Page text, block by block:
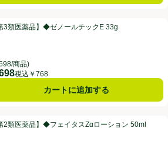
チックE 33g
対象
3類医薬品】◆ゼノールチックE 33g
商品)
税込￥768
カートに追加する
スZαローション 50ml
対象
2類医薬品】◆フェイタスZαローション 50ml